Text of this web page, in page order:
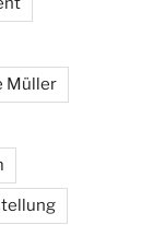
Müller